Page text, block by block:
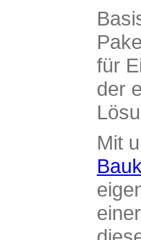
für
der
Mit